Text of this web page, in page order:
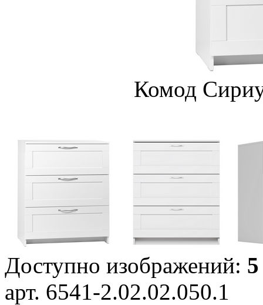
Комод
Доступно изображений: 5
арт. 6541-2.02.02.050.1